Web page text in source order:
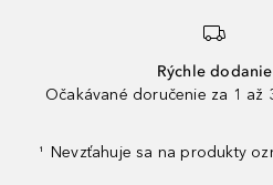
Rýchle dodanie
Očakávané doručenie za 1 až
¹ Nevzťahuje sa na produkty